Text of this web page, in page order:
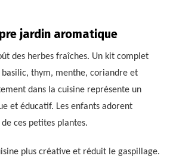
jardin aromatique
des herbes fraîches. Un kit complet
thym, menthe, coriandre et
dans la cuisine représente un
et éducatif. Les enfants adorent
ces petites plantes.
plus créative et réduit le gaspillage.